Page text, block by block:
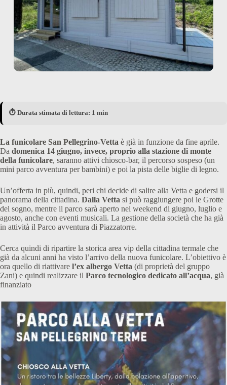
⏱️ Durata stimata di lettura: 1 min
La funicolare San Pellegrino-Vetta è già in funzione da fine aprile.
Da domenica 14 giugno, invece, proprio alla stazione di monte
della funicolare, saranno attivi chiosco-bar, il percorso sospeso (un
mini parco avventura per bambini) e poi la pista delle biglie di legno.
Un’offerta in più, quindi, peri chi decide di salire alla Vetta e godersi il
panorama della cittadina. Dalla Vetta si può raggiungere poi le Grotte
del sogno, mentre il parco sarà aperto nei weekend di giugno, luglio e
agosto, anche con eventi musicali. La gestione della società che ha già
in attività il Parco avventura di Piazzatorre.
Cerca quindi di ripartire la storica area vip della cittadina termale che
già da alcuni anni ha visto l’arrivo della nuova funicolare. L’obiettivo è
ora quello di riattivare l’ex albergo Vetta (di proprietà del gruppo
Zani) e quindi realizzare il Parco tecnologico dedicato all’acqua, già
finanziato